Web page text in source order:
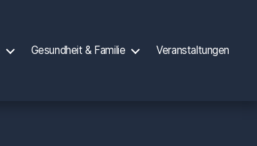
Gesundheit & Familie Veranstaltungen